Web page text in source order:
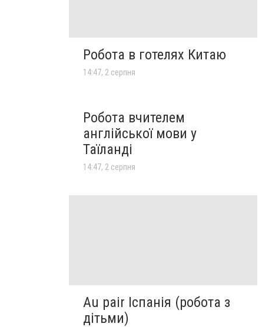
Робота в готелях Китаю
14:47, 2 серпня
Робота вчителем
англійської мови у
Таїланді
14:47, 2 серпня
Au pair Іспанія (робота з
дітьми)